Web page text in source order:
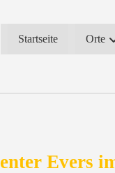
Startseite Orte
Evers